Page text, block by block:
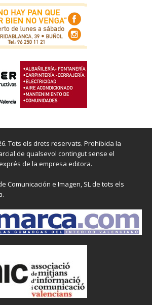
Tots els drets reservats. Prohibida la
de qualsevol contingut sense el
de la empresa editora.
Comunicación e Imagen, SL de tots els